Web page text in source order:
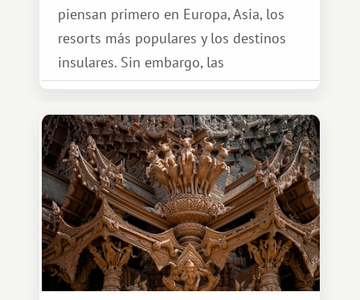
piensan primero en Europa, Asia, los
resorts más populares y los destinos
insulares. Sin embargo, las
oportunidades que ofrece el sistema
de intercambio son mucho más
amplias. Entre ellas se encuentra
África, un continente que ofrece una
experiencia de viaje completamente
diferente.